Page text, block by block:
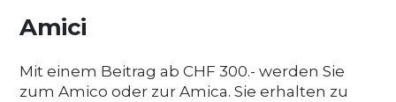
Amici
Mit einem Beitrag ab CHF 300.- werden Sie
zum Amico oder zur Amica. Sie erhalten zu